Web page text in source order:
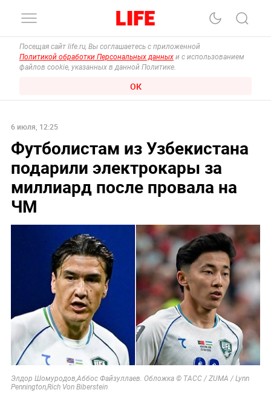
Посещая сайт life.ru, Вы соглашаетесь с приложенной
Политикой обработки Персональных данных и с использованием
файлов cookie, указанных в данной Политике.
ОК
6 июля, 12:25
Футболистам из Узбекистана
подарили электрокары за
миллиард после провала на
ЧМ
Элдор Шомуродов,Аббос Файзуллаев. Обложка © ТАСС / ZUMA / Lynn
Pennington,Rich Von Biberstein